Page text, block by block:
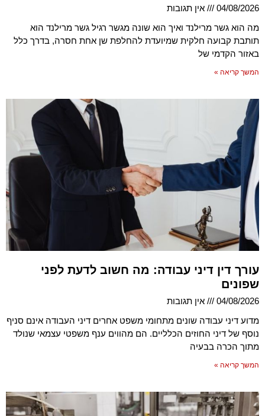
04/08/2026
אין תגובות
מה הוא גשר מרילנד ואיך הוא שונה מגשר רגיל גשר מרילנד הוא
תותבת קבועה חלקית שמיועדת להחלפת שן אחת חסרה, בדרך כלל
באזור הקדמי של
המשך קריאה »
עורך דין דיני עבודה: מה חשוב לדעת לפני
שפונים
04/08/2026
אין תגובות
מדוע דיני עבודה שונים מתחומי משפט אחרים דיני העבודה אינם סניף
נוסף של דיני החוזים הכלליים. הם מהווים ענף משפטי עצמאי שנולד
מתוך הכרה בבעיה
המשך קריאה »